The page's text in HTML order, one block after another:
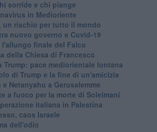
sorride e chi piange
in Medioriente
un rischio per tutto il mondo
nuovo governo e Covid-19
l'allungo finale del Falco
della Chiesa di Francesco
Trump: pace mediorientale lontana
di Trump e la fine di un'amicizia
Netanyahu a Gerusalemme
a fuoco per la morte di Soleimani
italiana in Palestina
caos Israele
dell'odio